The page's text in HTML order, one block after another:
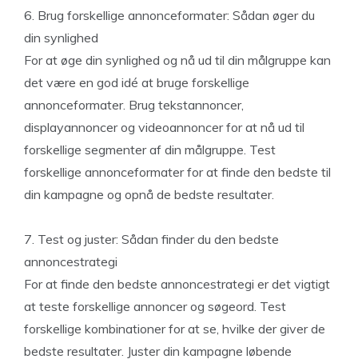
6. Brug forskellige annonceformater: Sådan øger du
din synlighed
For at øge din synlighed og nå ud til din målgruppe kan
det være en god idé at bruge forskellige
annonceformater. Brug tekstannoncer,
displayannoncer og videoannoncer for at nå ud til
forskellige segmenter af din målgruppe. Test
forskellige annonceformater for at finde den bedste til
din kampagne og opnå de bedste resultater.
7. Test og juster: Sådan finder du den bedste
annoncestrategi
For at finde den bedste annoncestrategi er det vigtigt
at teste forskellige annoncer og søgeord. Test
forskellige kombinationer for at se, hvilke der giver de
bedste resultater. Juster din kampagne løbende